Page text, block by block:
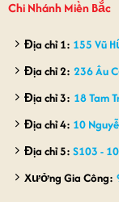
Chi Nhánh Miền Bắc
Địa chỉ 1: 155 Vũ
Địa chỉ 2: 236 Âu
Địa chỉ 3: 18 Tam
Địa chỉ 4: 10
Địa chỉ 5: S103 -
Xưởng Gia Công: